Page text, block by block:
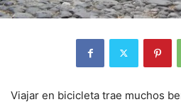
Viajar en bicicleta trae muchos